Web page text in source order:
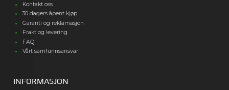
Kontakt oss
30 dagers åpent kjøp
Garanti og reklamasjon
Frakt og levering
FAQ
Vårt samfunnsansvar
INFORMASJON